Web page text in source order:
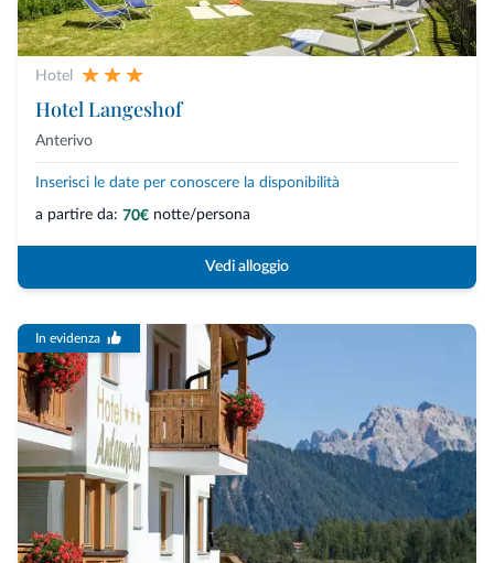
Hotel
Hotel Langeshof
Anterivo
Inserisci le date per conoscere la disponibilità
a partire da: 70€ notte/persona
Vedi alloggio
In evidenza